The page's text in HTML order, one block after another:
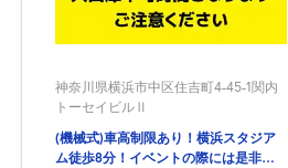
神奈川県横浜市中区住吉町4-45-1関内
トーセイビルⅡ
(機械式)車高制限あり！横浜スタジア
ム徒歩8分！イベントの際には是非！